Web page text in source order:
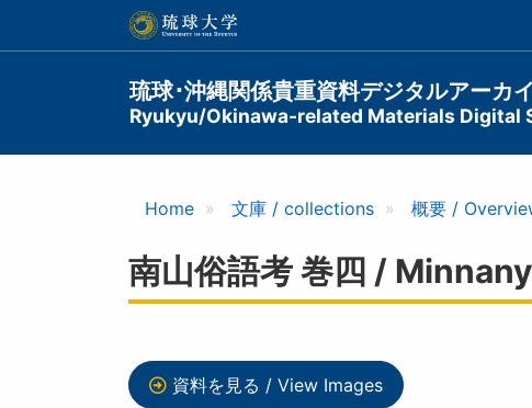
ン
琉球･沖縄関係貴重資料デジタルアーカ
Ryukyu/Okinawa-related Materials Digital
Main
navigation
Home 文庫 / collections 概要 /
南山俗語考 巻四 /
資料を見る / View Images